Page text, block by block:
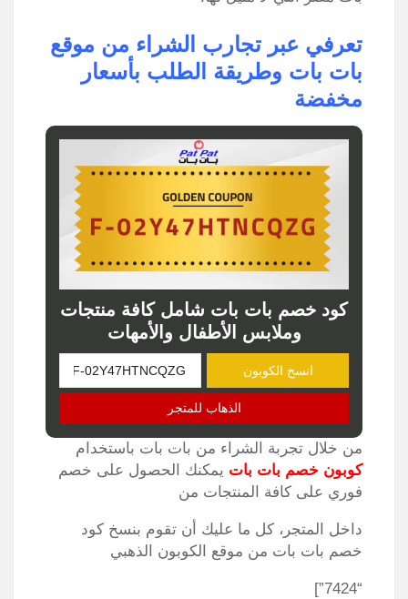
تعرفي عبر تجارب الشراء من موقع
بات بات وطريقة الطلب بأسعار
مخفضة
كود خصم بات بات شامل كافة منتجات
وملابس الأطفال والأمهات
انسخ الكوبون
الذهاب للمتجر
من خلال تجربة الشراء من بات بات باستخدام
كوبون خصم بات بات يمكنك الحصول على خصم
فوري على كافة المنتجات من
داخل المتجر، كل ما عليك أن تقوم بنسخ كود
خصم بات بات من موقع الكوبون الذهبي
“7424”]